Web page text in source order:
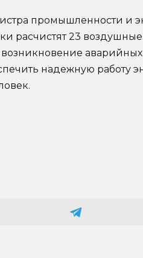
промышленности и
расчистят 23
возникновение
надежную работу